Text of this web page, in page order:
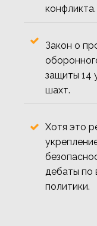
конфликта.
Закон о
защиты 14
шахт.
Хотя это
дебаты по
политики.